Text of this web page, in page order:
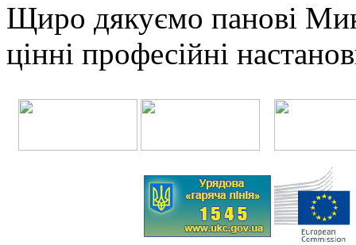
Щиро дякуємо панові
цінні професійні